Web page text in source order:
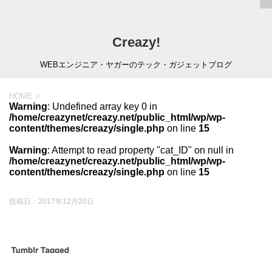
Creazy!
WEBエンジニア・ヤガーのテック・ガジェットブログ
HOME >
Warning: Undefined array key 0 in
/home/creazynet/creazy.net/public_html/wp/wp-
content/themes/creazy/single.php on line 15
Warning: Attempt to read property "cat_ID" on null in
/home/creazynet/creazy.net/public_html/wp/wp-
content/themes/creazy/single.php on line 15
投稿日： 2017年12月20日